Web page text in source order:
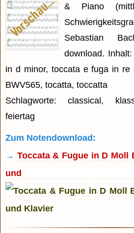
& Piano
Sebastian
download.
in d minor, toccata e fuga in re
BWV565, tocatta, toccatta
Schlagworte: classical,
feiertag
Zum Notendownload:
→ Toccata & Fugue in D Moll
und